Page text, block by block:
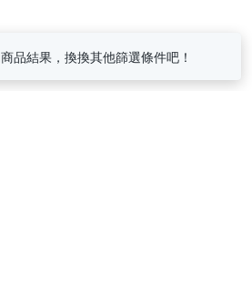
品結果，換換其他篩選條件吧！